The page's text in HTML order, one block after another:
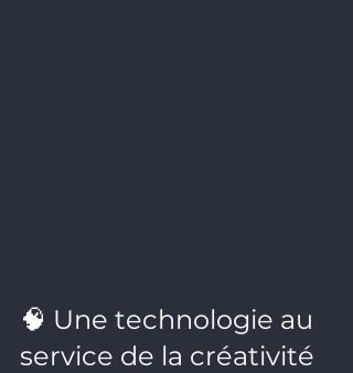
🧠 Une technologie au
service de la créativité